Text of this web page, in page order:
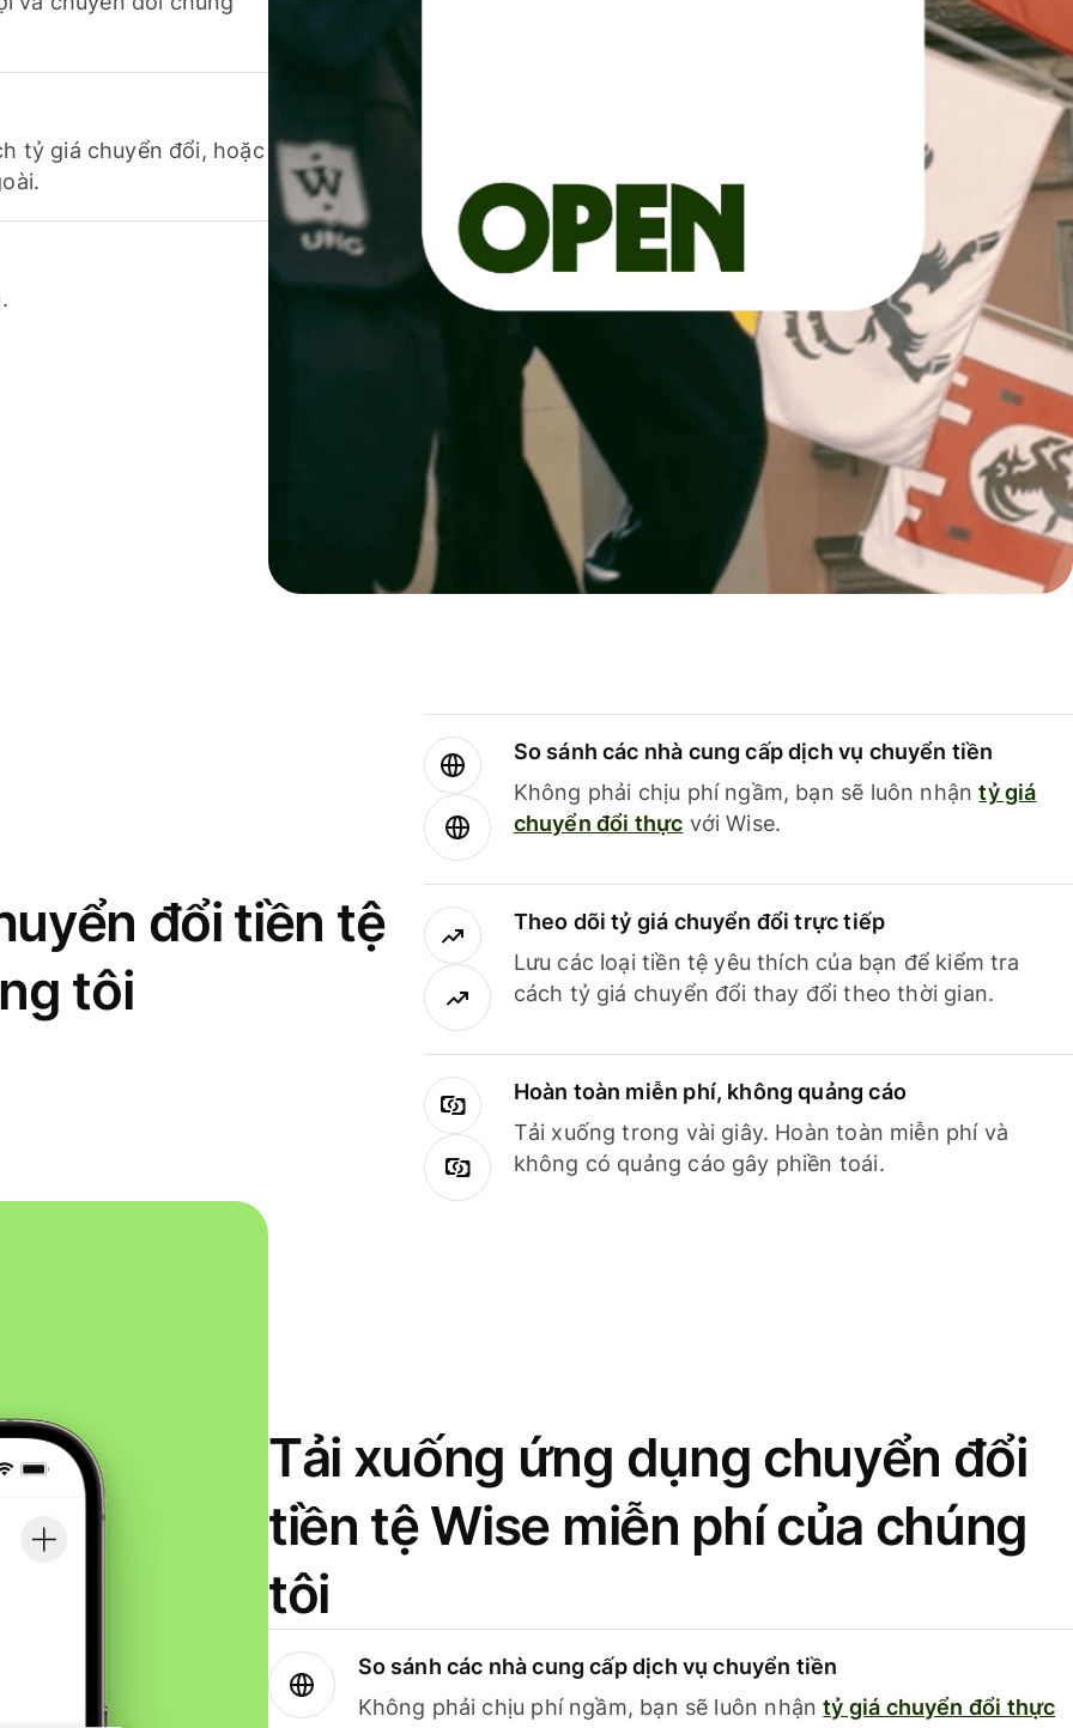
tỷ giá chuyển đổi, hoặc
đổi tiền tệ
tôi
So sánh các nhà cung cấp dịch vụ chuyển tiền
Không phải chịu phí ngầm, bạn sẽ luôn nhậntỷ giá
chuyển đổi thực với Wise.
Theo dõi tỷ giá chuyển đổi trực tiếp
Lưu các loại tiền tệ yêu thích của bạn để kiểm tra
cách tỷ giá chuyển đổi thay đổi theo thời gian.
Hoàn toàn miễn phí, không quảng cáo
Tải xuống trong vài giây. Hoàn toàn miễn phí và
không có quảng cáo gây phiền toái.
Tải xuống ứng dụng chuyển đổi
tiền tệ Wise miễn phí của chúng
tôi
So sánh các nhà cung cấp dịch vụ chuyển tiền
Không phải chịu phí ngầm, bạn sẽ luôn nhậntỷ giá chuyển đổi thực